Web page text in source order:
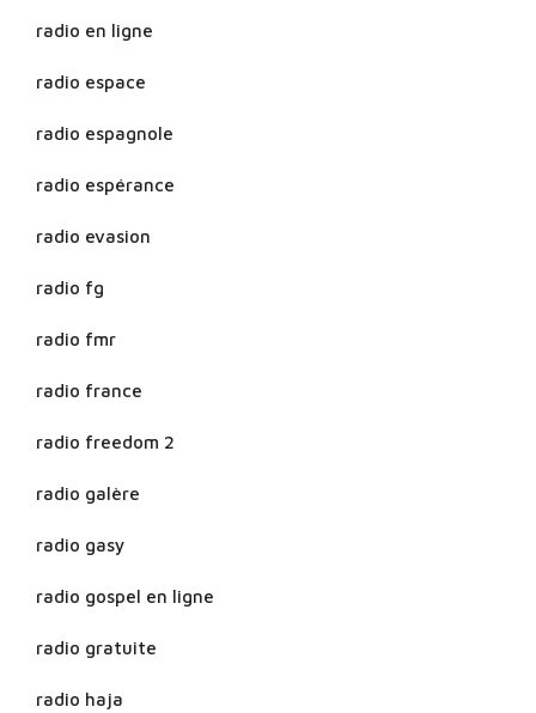
radio en ligne
radio espace
radio espagnole
radio espérance
radio evasion
radio fg
radio fmr
radio france
radio freedom 2
radio galère
radio gasy
radio gospel en ligne
radio gratuite
radio haja